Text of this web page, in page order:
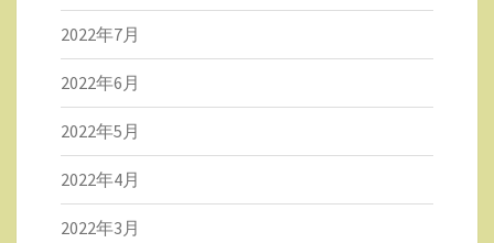
2022年7月
2022年6月
2022年5月
2022年4月
2022年3月